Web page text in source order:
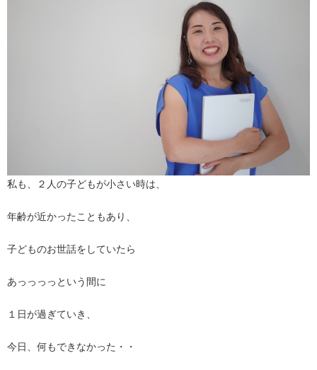
私も、２人の子どもが小さい時は、
年齢が近かったこともあり、
子どものお世話をしていたら
あっっっっという間に
１日が過ぎていき、
今日、何もできなかった・・